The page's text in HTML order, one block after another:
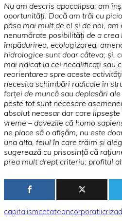
Nu am descris apocalipsa; am
oportunităţi. Dacă am trăi cu
păsa mai mult de el şi de noi, am
nenumărate posibilităţi de a crea
împădurirea, ecologizarea,
hidrologice sunt doar câteva; şi,
mai ridicat la cei necalificaţi sau
reorientarea spre aceste
necesita schimbări radicale în
forţei de muncă sau deplasări
peste tot sunt necesare
absolut necesar dar care
vreme – dovezile că homo
ne place să o afişăm, nu este
una alta, felul în care trăim şi
sugerează cu prisosinţă că
prea mult drept criteriu; profitul
capitalismcetateancorporatiicriza